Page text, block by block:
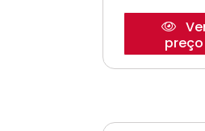
preço